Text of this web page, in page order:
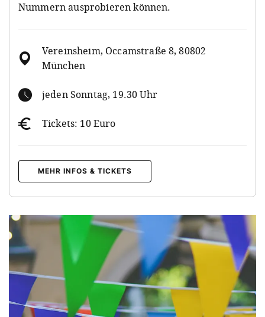
Nummern ausprobieren können.
Vereinsheim, Occamstraße 8, 80802
München
jeden Sonntag, 19.30 Uhr
Tickets: 10 Euro
MEHR INFOS & TICKETS